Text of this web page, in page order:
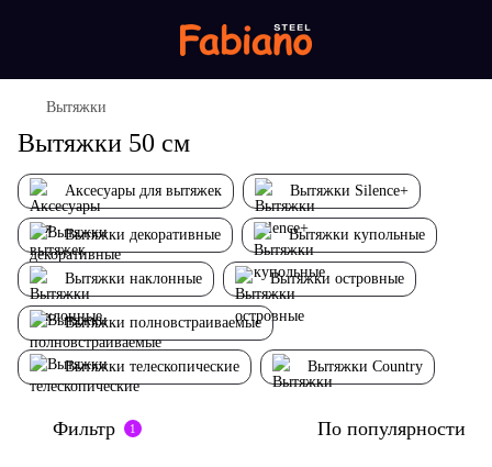
Вытяжки
Вытяжки 50 см
Аксесуары для вытяжек Вытяжки Silence+
Вытяжки декоративные Вытяжки купольные
Вытяжки наклонные Вытяжки островные
Вытяжки полновстраиваемые
Вытяжки телескопические Вытяжки Country
Фильтр 1 По популярности